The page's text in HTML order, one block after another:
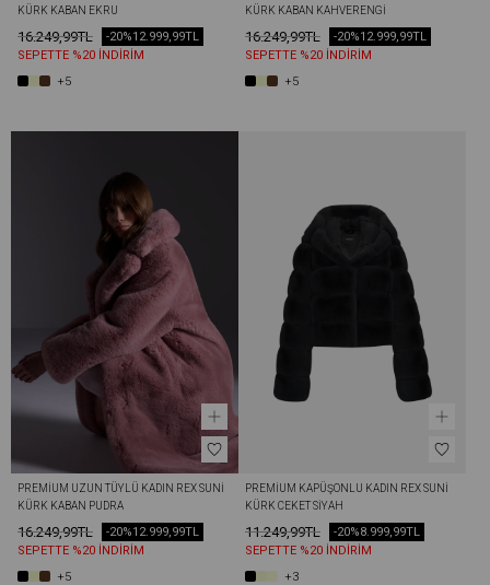
KÜRK KABAN EKRU
16.249,99TL 12.999,99TL
-20%
SEPETTE %20 İNDİRİM
+5
KÜRK KABAN KAHVERENGI
16.249,99TL 12.999,99TL
-20%
SEPETTE %20 İNDİRİM
+5
PREMIUM UZUN TÜYLÜ KADIN REX SUNI
KÜRK KABAN PUDRA
16.249,99TL 12.999,99TL
-20%
SEPETTE %20 İNDİRİM
+5
PREMIUM KAPÜŞONLU KADIN REX SUNI
KÜRK CEKET SIYAH
11.249,99TL 8.999,99TL
-20%
SEPETTE %20 İNDİRİM
+3